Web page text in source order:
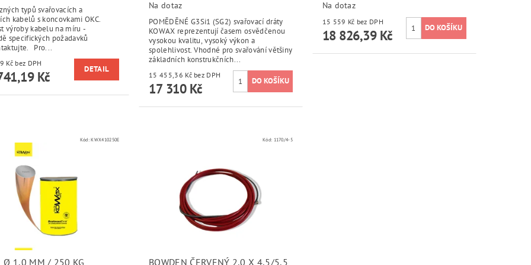
typů svařovacích a
kabelů s koncovkami OKC.
výroby kabelu na míru -
specifických požadavků
Pro...
od 1 439 Kč bez DPH
Kč DETAIL
Na dotaz
POMĚDĚNÉ G3Si1 (SG2) svařovací dráty
KOWAX reprezentují časem osvědčenou
vysokou kvalitu, vysoký výkon a
spolehlivost. Vhodné pro svařování většiny
základních konstrukčních...
15 455,36 Kč bez DPH
17 310 Kč
Na dotaz
15 559 Kč bez DPH
18 826,39 Kč
Kód:KWX410250E
Ø 1,0 MM / 250 KG
Kód: 1170/4-5
BOWDEN ČERVENÝ 2,0 X 4,5/5,5